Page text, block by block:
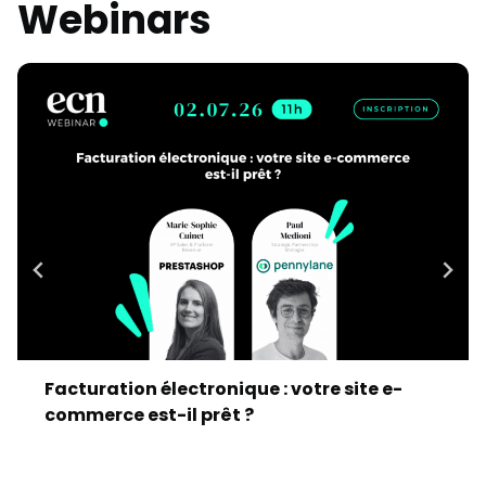
Webinars
Facturation électronique : votre site e-
commerce est-il prêt ?